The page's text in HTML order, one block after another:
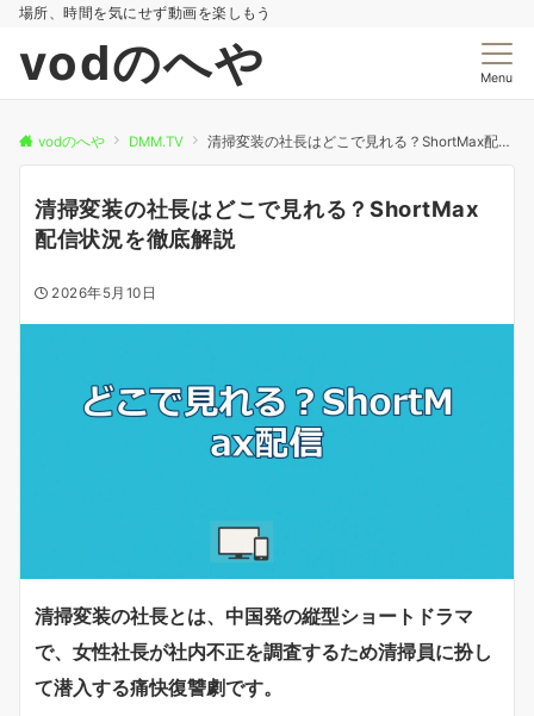
場所、時間を気にせず動画を楽しもう
vodのへや Menu
vodのへや DMM.TV 清掃変装の社長はどこで見れる？ShortMax配信状況を徹底解説
清掃変装の社長はどこで見れる？ShortMax
配信状況を徹底解説
2026年5月10日
清掃変装の社長とは、中国発の縦型ショートドラマ
で、女性社長が社内不正を調査するため清掃員に扮し
て潜入する痛快復讐劇です。